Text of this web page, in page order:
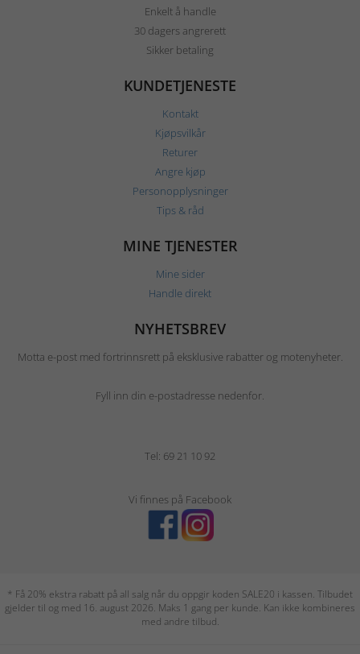
Enkelt å handle
30 dagers angrerett
Sikker betaling
KUNDETJENESTE
Kontakt
Kjøpsvilkår
Returer
Angre kjøp
Personopplysninger
Tips & råd
MINE TJENESTER
Mine sider
Handle direkt
NYHETSBREV
Motta e-post med fortrinnsrett på eksklusive rabatter og motenyheter.
Fyll inn din e-postadresse nedenfor.
Tel: 69 21 10 92
Vi finnes på Facebook
* Få 20% ekstra rabatt på all salg når du oppgir koden SALE20 i kassen. Tilbudet
gjelder til og med 16. august 2026. Maks 1 gang per kunde. Kan ikke kombineres
med andre tilbud.